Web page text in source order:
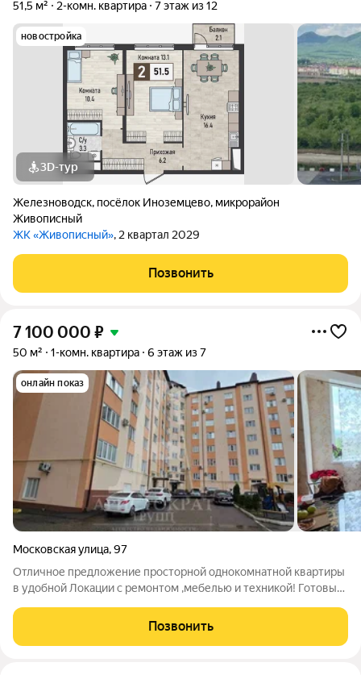
51,5 м²
2-комн. квартира 7 этаж из 12
новостройка
3D-тур
Железноводск, посёлок Иноземцево, микрорайон
Живописный
ЖК «Живописный», 2 квартал 2029
Позвонить
7 100 000 ₽
50 м² 1-комн. квартира 6 этаж из 7
онлайн показ
Московская улица,97
Отличное предложение просторной однокомнатной квартиры
в удобной Локации с ремонтом ,мебелью и техникой! Готовый
Дом 2017 года ,материал -кирпич ! Развитая инфраструктура
,закрытая территория!
Позвонить